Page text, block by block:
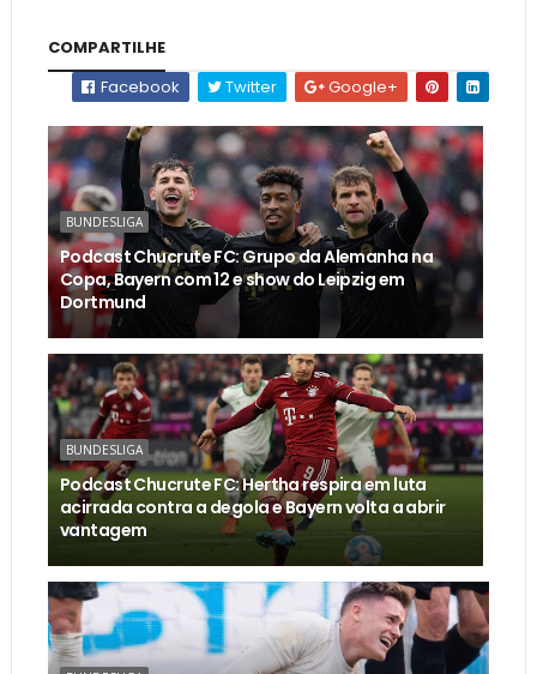
COMPARTILHE
Facebook
Twitter Google+
BUNDESLIGA
Podcast Chucrute FC: Grupo da Alemanha na
Copa, Bayern com 12 e show do Leipzig em
Dortmund
BUNDESLIGA
Podcast Chucrute FC: Hertha respira em luta
acirrada contra a degola e Bayern volta a abrir
vantagem